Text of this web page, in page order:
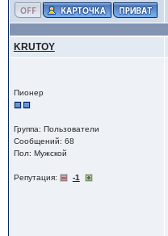
KRUTOY
Пионер
Группа: Пользователи
Сообщений: 68
Пол: Мужской
Репутация: -1